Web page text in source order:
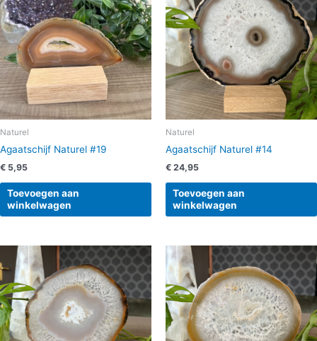
Naturel
Agaatschijf Naturel #19
€ 5,95
Toevoegen aan
winkelwagen
Naturel
Agaatschijf Naturel #14
€ 24,95
Toevoegen aan
winkelwagen